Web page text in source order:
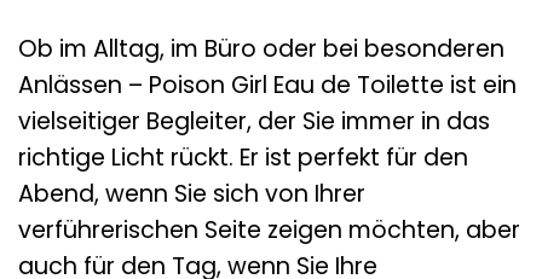
Ob im Alltag, im Büro oder bei besonderen
Anlässen – Poison Girl Eau de Toilette ist ein
vielseitiger Begleiter, der Sie immer in das
richtige Licht rückt. Er ist perfekt für den
Abend, wenn Sie sich von Ihrer
verführerischen Seite zeigen möchten, aber
auch für den Tag, wenn Sie Ihre